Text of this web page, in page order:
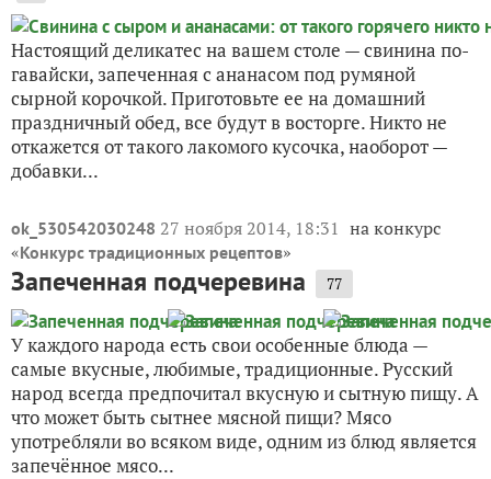
Настоящий деликатес на вашем столе — свинина по-
гавайски, запеченная с ананасом под румяной
сырной корочкой. Приготовьте ее на домашний
праздничный обед, все будут в восторге. Никто не
откажется от такого лакомого кусочка, наоборот —
добавки...
ok_530542030248 27 ноября 2014, 18:31 на конкурс
«Конкурс традиционных рецептов»
Запеченная подчеревина 77
У каждого народа есть свои особенные блюда —
самые вкусные, любимые, традиционные. Русский
народ всегда предпочитал вкусную и сытную пищу. А
что может быть сытнее мясной пищи? Мясо
употребляли во всяком виде, одним из блюд является
запечённое мясо...